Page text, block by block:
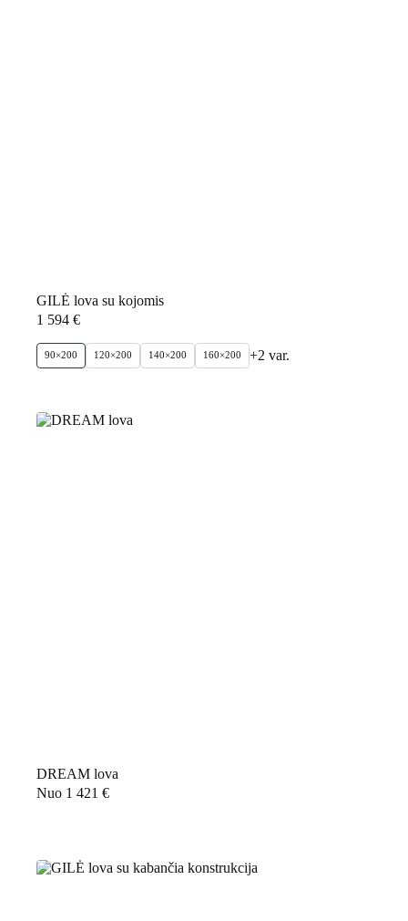
GILĖ lova su kojomis
1 594 €
90×200 120×200 140×200 160×200 +2 var.
DREAM lova
Nuo 1 421 €